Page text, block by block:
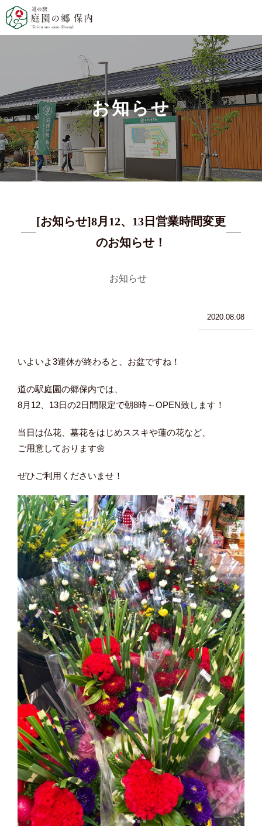
お知らせ
[お知らせ]8月12、13日営業時間変更
のお知らせ！
お知らせ
2020.08.08
いよいよ3連休が終わると、お盆ですね！
道の駅庭園の郷保内では、
8月12、13日の2日間限定で朝8時～OPEN致します！
当日は仏花、墓花をはじめススキや蓮の花など、
ご用意しております🌼
ぜひご利用くださいませ！